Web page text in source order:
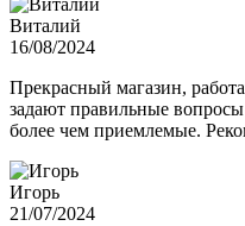
Виталий
16/08/2024
Прекрасный магазин,
задают правильные
более чем приемлемые.
Игорь
21/07/2024